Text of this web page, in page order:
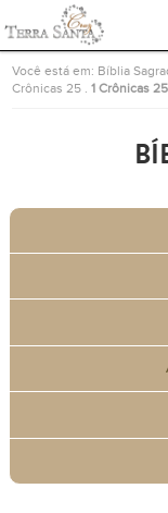
Ir para a página inicial
Você está em: Bíblia
Crônicas 25 .1 Crônicas